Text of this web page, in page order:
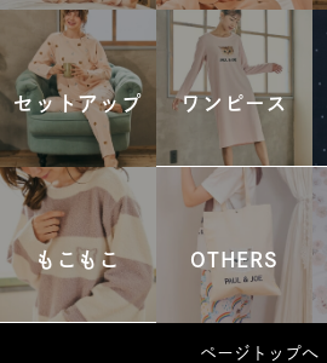
セットアップ ワンピース
もこもこ OTHERS
ページトップへ